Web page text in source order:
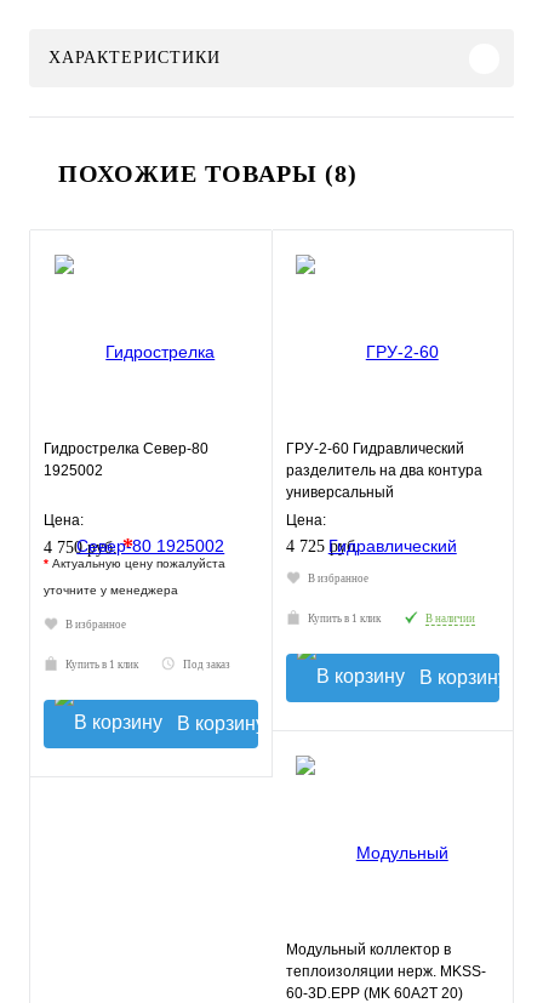
ХАРАКТЕРИСТИКИ
ПОХОЖИЕ ТОВАРЫ (8)
Гидрострелка Север-80
1925002
Цена:
4 750 руб.*
* Актуальную цену пожалуйста
уточните у менеджера
В избранное
Купить в 1 клик Под заказ
В корзину
ГРУ-2-60 Гидравлический
разделитель на два контура
универсальный
Цена:
4 725 руб.
В избранное
Купить в 1 клик В наличии
В корзину
Модульный коллектор в
теплоизоляции нерж. MKSS-
60-3D.EPP (MK 60A2T 20)